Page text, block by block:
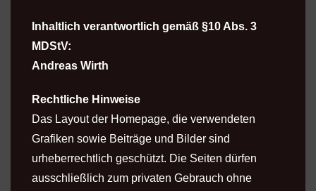
Inhaltlich verantwortlich gemäß §10 Abs. 3
MDStV:
Andreas Wirth
Rechtliche Hinweise
Das Layout der Homepage, die verwendeten
Grafiken sowie Beiträge und Bilder sind
urheberrechtlich geschützt. Die Seiten dürfen
ausschließlich zum privaten Gebrauch ohne